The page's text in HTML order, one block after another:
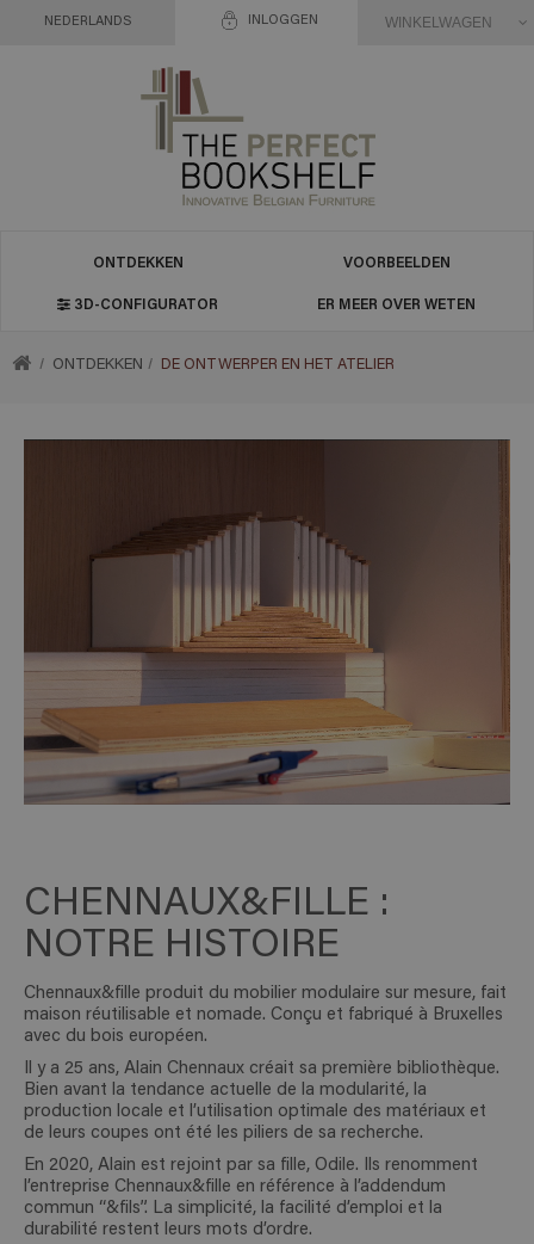
INLOGGEN
NEDERLANDS WINKELWAGEN
ONTDEKKEN VOORBEELDEN
3D-CONFIGURATOR ER MEER OVER WETEN
TERUGONTDEKKEN DE ONTWERPER EN HET ATELIER
CHENNAUX&FILLE :
NOTRE HISTOIRE
Chennaux&fille produit du mobilier modulaire sur mesure, fait
maison réutilisable et nomade. Conçu et fabriqué à Bruxelles
avec du bois européen.
Il y a 25 ans, Alain Chennaux créait sa première bibliothèque.
Bien avant la tendance actuelle de la modularité, la
production locale et l’utilisation optimale des matériaux et
de leurs coupes ont été les piliers de sa recherche.
En 2020, Alain est rejoint par sa fille, Odile. Ils renomment
l’entreprise Chennaux&fille en référence à l’addendum
commun “&fils”. La simplicité, la facilité d’emploi et la
durabilité restent leurs mots d’ordre.